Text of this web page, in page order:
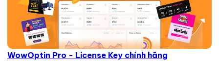
WowOptin Pro - License Key chính hãng